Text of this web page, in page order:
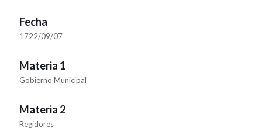
Fecha
1722/09/07
Materia 1
Gobierno Municipal
Materia 2
Regidores